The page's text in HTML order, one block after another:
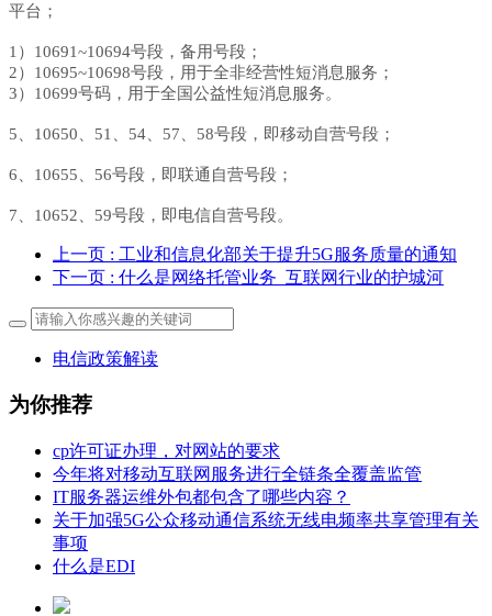
平台；
1）10691~10694号段，备用号段；
2）10695~10698号段，用于全非经营性短消息服务；
3）10699号码，用于全国公益性短消息服务。
5、10650、51、54、57、58号段，即移动自营号段；
6、10655、56号段，即联通自营号段；
7、10652、59号段，即电信自营号段。
上一页 : 工业和信息化部关于提升5G服务质量的通知
下一页 : 什么是网络托管业务_互联网行业的护城河
电信政策解读
为你推荐
cp许可证办理，对网站的要求
今年将对移动互联网服务进行全链条全覆盖监管
IT服务器运维外包都包含了哪些内容？
关于加强5G公众移动通信系统无线电频率共享管理有关
事项
什么是EDI